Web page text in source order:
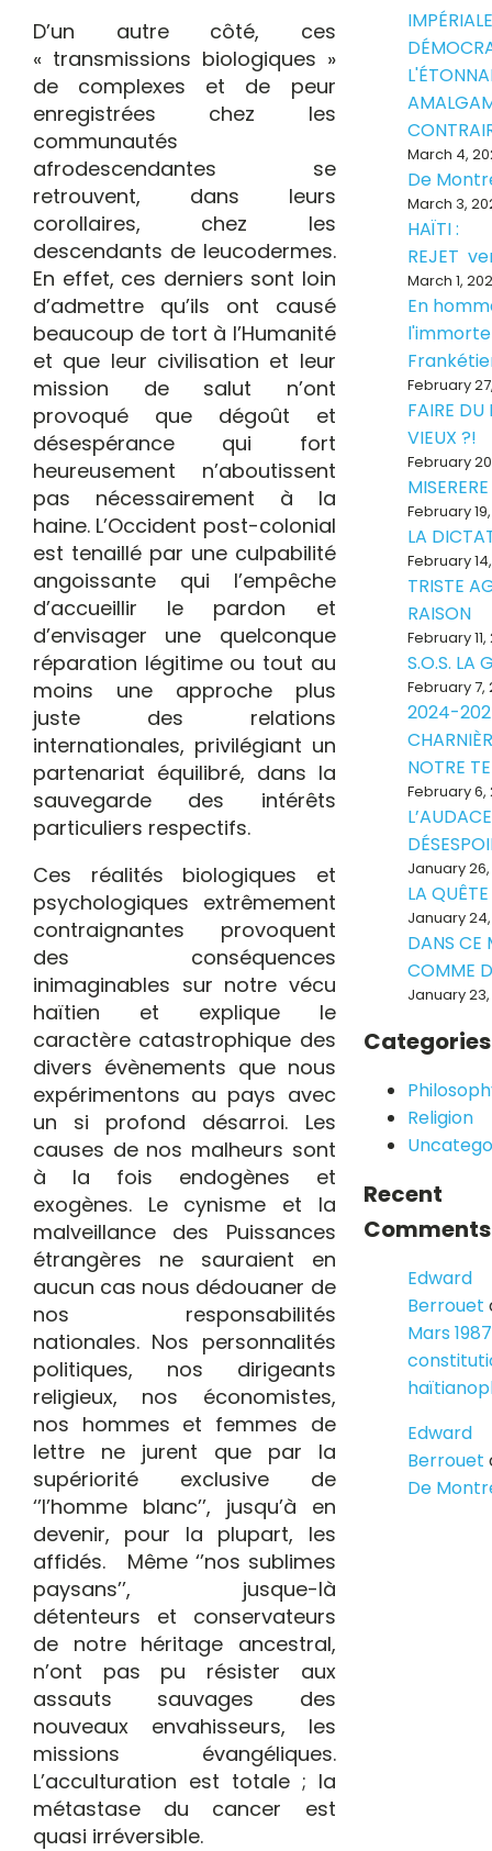
D’un autre côté, ces
« transmissions biologiques »
de complexes et de peur
enregistrées chez les
communautés
afrodescendantes se
retrouvent, dans leurs
corollaires, chez les
descendants de leucodermes.
En effet, ces derniers sont loin
d’admettre qu’ils ont causé
beaucoup de tort à l’Humanité
et que leur civilisation et leur
mission de salut n’ont
provoqué que dégoût et
désespérance qui fort
heureusement n’aboutissent
pas nécessairement à la
haine. L’Occident post-colonial
est tenaillé par une culpabilité
angoissante qui l’empêche
d’accueillir le pardon et
d’envisager une quelconque
réparation légitime ou tout au
moins une approche plus
juste des relations
internationales, privilégiant un
partenariat équilibré, dans la
sauvegarde des intérêts
particuliers respectifs.
Ces réalités biologiques et
psychologiques extrêmement
contraignantes provoquent
des conséquences
inimaginables sur notre vécu
haïtien et explique le
caractère catastrophique des
divers évènements que nous
expérimentons au pays avec
un si profond désarroi. Les
causes de nos malheurs sont
à la fois endogènes et
exogènes. Le cynisme et la
malveillance des Puissances
étrangères ne sauraient en
aucun cas nous dédouaner de
nos responsabilités
nationales. Nos personnalités
politiques, nos dirigeants
religieux, nos économistes,
nos hommes et femmes de
lettre ne jurent que par la
supériorité exclusive de
‘’l’homme blanc’’, jusqu’à en
devenir, pour la plupart, les
affidés. Même ‘’nos sublimes
paysans’’, jusque-là
détenteurs et conservateurs
de notre héritage ancestral,
n’ont pas pu résister aux
assauts sauvages des
nouveaux envahisseurs, les
missions évangéliques.
L’acculturation est totale ; la
métastase du cancer est
quasi irréversible.
March 4,
De
March 3,
HAÏTI :
REJET
March 1,
En
February
FAIRE DU
VIEUX ?!
February
February
LA
February
TRISTE
RAISON
February
S.O.S. LA
February 7,
2024-
NOTRE
February 6,
January
LA
January
DANS CE
COMME
January
Categories
Religion
Recent
Comments
Edward
Berrouet
Mars
Edward
Berrouet
De